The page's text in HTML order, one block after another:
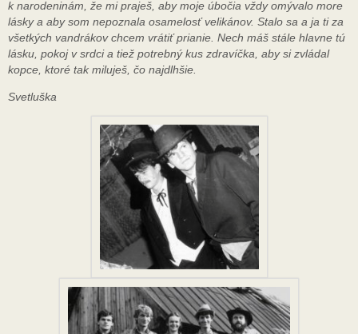
k narodeninám, že mi praješ, aby moje úbočia vždy omývalo more
lásky a aby som nepoznala osamelosť velikánov. Stalo sa a ja ti za
všetkých vandrákov chcem vrátiť prianie. Nech máš stále hlavne tú
lásku, pokoj v srdci a tiež potrebný kus zdravíčka, aby si zvládal
kopce, ktoré tak miluješ, čo najdlhšie.
Svetluška